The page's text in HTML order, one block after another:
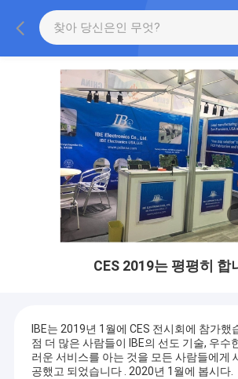
CES 2019는 평평히 합
IBE는 2019년 1월에 CES 전시회에 참가했
점 더 많은 사람들이 IBE의 선도 기술, 우수
러운 서비스를 아는 것을 모든 사람들에게
공했고 되었습니다 . 2020년 1월에 봅시다.